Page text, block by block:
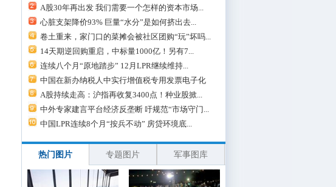
A股30年再出发 我们需要一个怎样的资本市场...
心脏支架降价93% 巨量“水分”是如何挤出去...
卷土重来，家门口的菜摊会被社区团购“玩”坏吗...
14天期逆回购重启，中标量1000亿！另有7...
连续八个月“原地踏步” 12月LPR继续维持...
中国在新办纳税人中实行增值税专用发票电子化
A股持续走高：沪指再收复3400点！种业股掀...
中外专家建言平台经济反垄断 吁规范“市场守门...
中国LPR连续8个月“按兵不动” 房贷环境底...
热门图片 专题图片 军事图库